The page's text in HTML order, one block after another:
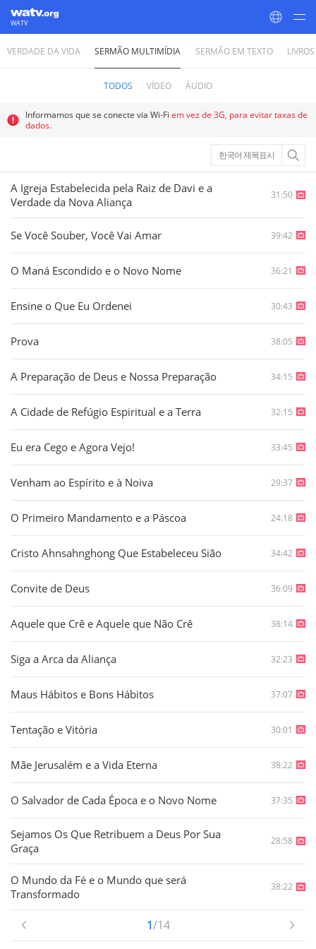
WATV
World Mission Society Church of God
VERDADE DA VIDA SERMÃO MULTIMÍDIA SERMÃO EM TEXTO
TODOS VÍDEO ÁUDIO
Informamos que se conecte via Wi-Fi em vez de 3G, para evitar taxas de
dados.
한국어 제목표시
A Igreja Estabelecida pela Raiz de Davi e a
Verdade da Nova Aliança
31:50
Se Você Souber, Você Vai Amar 39:42
O Maná Escondido e o Novo Nome 36:21
Ensine o Que Eu Ordenei 30:43
Prova 38:05
A Preparação de Deus e Nossa Preparação 34:15
A Cidade de Refúgio Espiritual e a Terra 32:15
Eu era Cego e Agora Vejo! 33:45
Venham ao Espírito e à Noiva 29:37
O Primeiro Mandamento e a Páscoa 24:18
Cristo Ahnsahnghong Que Estabeleceu Sião 34:42
Convite de Deus 36:09
Aquele que Crê e Aquele que Não Crê 38:14
Siga a Arca da Aliança 32:23
Maus Hábitos e Bons Hábitos 37:07
Tentação e Vitória 30:01
Mãe Jerusalém e a Vida Eterna 38:22
O Salvador de Cada Época e o Novo Nome 37:35
Sejamos Os Que Retribuem a Deus Por Sua
Graça
28:58
O Mundo da Fé e o Mundo que será
Transformado
38:22
1/14